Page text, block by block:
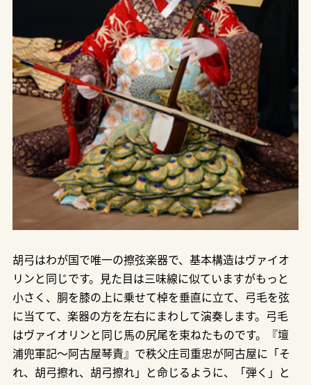
胡弓はわが国で唯一の擦弦楽器で、基本構造はヴァイオ
リンと同じです。見た目は三味線に似ていますがもっと
小さく、胴を膝の上に乗せて棹を垂直に立て、弓毛を弦
に当てて、楽器の方を左右にまわして演奏します。弓毛
はヴァイオリンと同じ馬の尻尾を束ねたものです。『壇
浦兜軍記～阿古屋琴責』で秩父庄司重忠が阿古屋に「そ
れ、胡弓擦れ、胡弓擦れ」と命じるように、「弾く」と